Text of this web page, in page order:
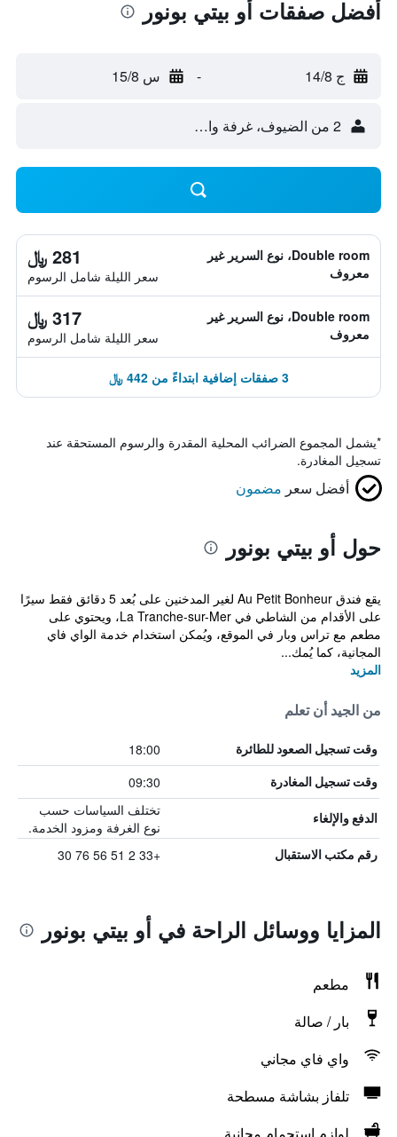
أفضل صفقات أو بيتي بونور
ج 14/8 - س 15/8
2 من الضيوف، غرفة واحدة
Double room، نوع السرير غير
معروف
281 ﷼
سعر الليلة شامل الرسوم
Double room، نوع السرير غير
معروف
317 ﷼
سعر الليلة شامل الرسوم
3 صفقات إضافية ابتداءً من 442 ﷼
*يشمل المجموع الضرائب المحلية المقدرة والرسوم المستحقة عند
تسجيل المغادرة.
أفضل سعر مضمون
حول أو بيتي بونور
يقع فندق Au Petit Bonheur لغير المدخنين على بُعد 5 دقائق فقط سيرًا
على الأقدام من الشاطي في La Tranche-sur-Mer، ويحتوي على
مطعم مع تراس وبار في الموقع، ويُمكن استخدام خدمة الواي فاي
المجانية، كما يُمك...
المزيد
من الجيد أن تعلم
وقت تسجيل الصعود للطائرة 18:00
وقت تسجيل المغادرة 09:30
الدفع والإلغاء
تختلف السياسات حسب
نوع الغرفة ومزود الخدمة.
رقم مكتب الاستقبال +33 2 51 56 76 30
المزايا ووسائل الراحة في أو بيتي بونور
مطعم
بار / صالة
واي فاي مجاني
تلفاز بشاشة مسطحة